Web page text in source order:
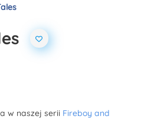
w naszej serii Fireboy and